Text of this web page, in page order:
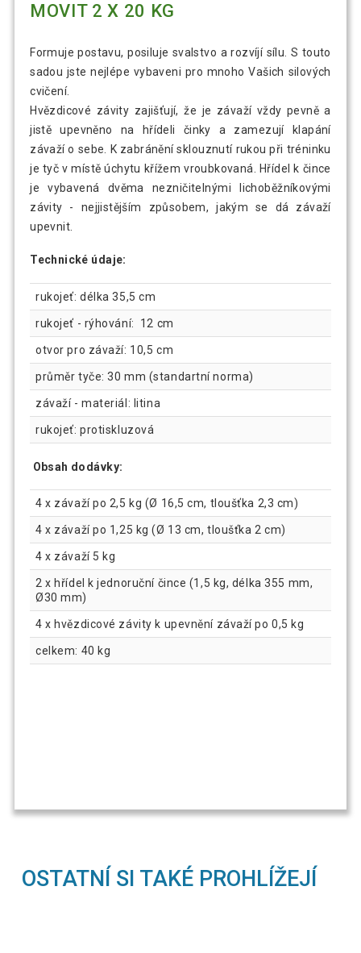
MOVIT 2 X 20 KG
Formuje postavu, posiluje svalstvo a rozvíjí sílu. S touto
sadou jste nejlépe vybaveni pro mnoho Vašich silových
cvičení.
Hvězdicové závity zajišťují, že je závaží vždy pevně a
jistě upevněno na hřídeli činky a zamezují klapání
závaží o sebe. K zabránění sklouznutí rukou při tréninku
je tyč v místě úchytu křížem vroubkovaná. Hřídel k čince
je vybavená dvěma nezničitelnými lichoběžníkovými
závity - nejjistějším způsobem, jakým se dá závaží
upevnit.
Technické údaje:
rukojeť: délka 35,5 cm
rukojeť - rýhování: 12 cm
otvor pro závaží: 10,5 cm
průměr tyče: 30 mm (standartní norma)
závaží - materiál: litina
rukojeť: protiskluzová
Obsah dodávky:
4 x závaží po 2,5 kg (Ø 16,5 cm, tloušťka 2,3 cm)
4 x závaží po 1,25 kg (Ø 13 cm, tloušťka 2 cm)
4 x závaží 5 kg
2 x hřídel k jednoruční čince (1,5 kg, délka 355 mm,
Ø30 mm)
4 x hvězdicové závity k upevnění závaží po 0,5 kg
celkem: 40 kg
OSTATNÍ SI TAKÉ PROHLÍŽEJÍ